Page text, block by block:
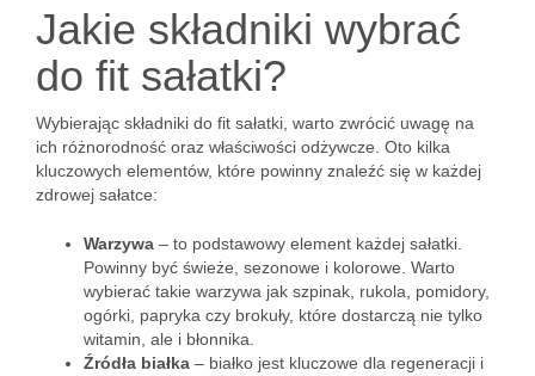
Jakie składniki wybrać
do fit sałatki?
Wybierając składniki do fit sałatki, warto zwrócić uwagę na
ich różnorodność oraz właściwości odżywcze. Oto kilka
kluczowych elementów, które powinny znaleźć się w każdej
zdrowej sałatce:
Warzywa – to podstawowy element każdej sałatki.
Powinny być świeże, sezonowe i kolorowe. Warto
wybierać takie warzywa jak szpinak, rukola, pomidory,
ogórki, papryka czy brokuły, które dostarczą nie tylko
witamin, ale i błonnika.
Źródła białka – białko jest kluczowe dla regeneracji i